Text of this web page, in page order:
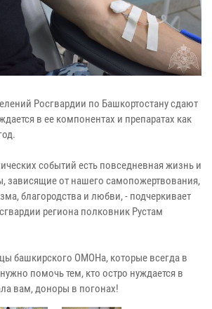
Росгвардии по Башкортостану сдают
в ее компонентах и препаратах как
событий есть повседневная жизнь и
зависящие от нашего самопожертвования,
благородства и любви, - подчеркивает
региона полковник Рустам
башкирского ОМОНа, которые всегда в
помочь тем, кто остро нуждается в
вам, доноры в погонах!